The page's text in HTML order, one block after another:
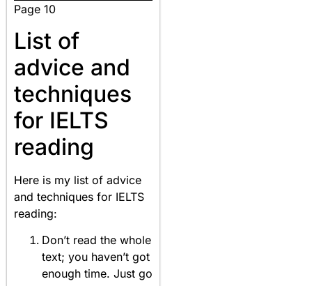
Page 10
List of
advice and
techniques
for IELTS
reading
Here is my list of advice
and techniques for IELTS
reading:
Don’t read the whole
text; you haven’t got
enough time. Just go